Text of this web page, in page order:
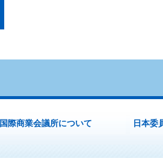
国際商業会議所について 日本委